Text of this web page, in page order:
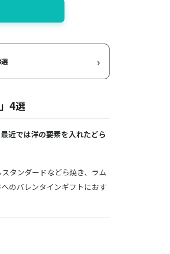
›
4選
最近では洋の要素を入れたどら
タンダードなどら焼き、ラム
のバレンタインギフトにおす